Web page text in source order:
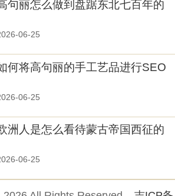
句丽怎么做到盘踞东北七百年的
06-25
何将高句丽的手工艺品进行SEO
06-25
洲人是怎么看待蒙古帝国西征的
06-25